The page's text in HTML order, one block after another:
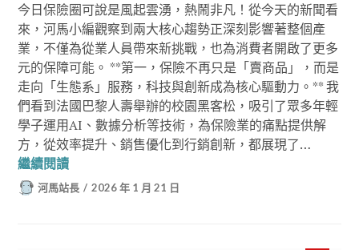
今日保險圈可說是風起雲湧，熱鬧非凡！從今天的新聞看
來，河馬小編觀察到兩大核心趨勢正深刻影響著整個產
業，不僅為從業人員帶來新挑戰，也為消費者開啟了更多
元的保障可能。 **第一，保險不再只是「賣商品」，而是
走向「生態系」服務，科技與創新成為核心驅動力。** 我
們看到法國巴黎人壽舉辦的校園黑客松，吸引了眾多年輕
學子運用AI、數據分析等技術，為保險業的痛點提供解
方，從效率提升、銷售優化到行銷創新，都展現了…
繼續閱讀保險要聞｜2026/01/21
河馬站長 2026 年 1 月 21 日